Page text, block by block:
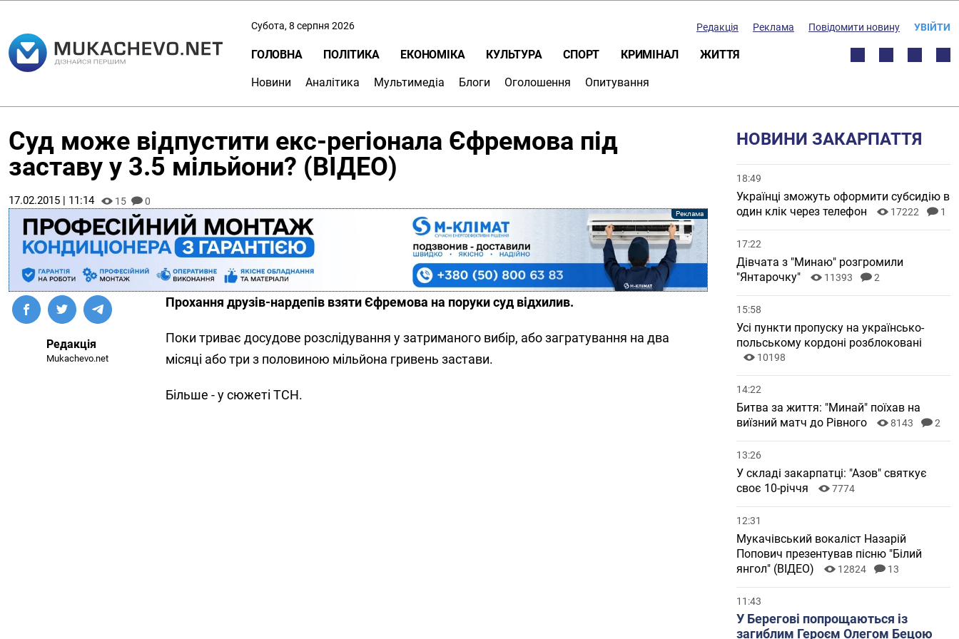
Субота, 8 серпня 2026 Редакція Реклама Повідомити новину УВІЙТИ
ГОЛОВНА ПОЛІТИКА ЕКОНОМІКА КУЛЬТУРА СПОРТ КРИМІНАЛ ЖИТТЯ
Новини Аналітика Мультимедіа Блоги Оголошення Опитування
Суд може відпустити екс-регіонала Єфремова під
заставу у 3.5 мільйони? (ВІДЕО)
17.02.2015 | 11:14 15 0
Редакція
Mukachevo.net
Прохання друзів-нардепів взяти Єфремова на поруки суд відхилив.
Поки триває досудове розслідування у затриманого вибір, або загратування на два
місяці або три з половиною мільйона гривень застави.
Більше - у сюжеті ТСН.
НОВИНИ ЗАКАРПАТТЯ
18:49
Українці зможуть оформити субсидію в
один клік через телефон
17222 1
17:22
Дівчата з "Минаю" розгромили
"Янтарочку"
11393 2
15:58
Усі пункти пропуску на українсько-
польському кордоні розблоковані
10198
14:22
Битва за життя: "Минай" поїхав на
виїзний матч до Рівного
8143 2
13:26
У складі закарпатці: "Азов" святкує
своє 10-річчя
7774
12:31
Мукачівський вокаліст Назарій
Попович презентував пісню "Білий
янгол" (ВІДЕО)
12824 13
11:43
У Берегові попрощаються із
загиблим Героєм Олегом Бецою